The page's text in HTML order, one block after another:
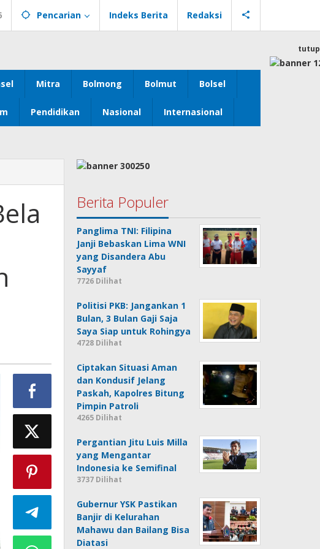
Pencarian Indeks Berita Redaksi
Mitra Bolmong Bolmut Bolsel
Pendidikan Nasional Internasional
tutup
Berita Populer
Panglima TNI: Filipina
Janji Bebaskan Lima WNI
yang Disandera Abu
Sayyaf
7726 Dilihat
Politisi PKB: Jangankan 1
Bulan, 3 Bulan Gaji Saja
Saya Siap untuk Rohingya
4728 Dilihat
Ciptakan Situasi Aman
dan Kondusif Jelang
Paskah, Kapolres Bitung
Pimpin Patroli
4265 Dilihat
Pergantian Jitu Luis Milla
yang Mengantar
Indonesia ke Semifinal
3737 Dilihat
Gubernur YSK Pastikan
Banjir di Kelurahan
Mahawu dan Bailang Bisa
Diatasi